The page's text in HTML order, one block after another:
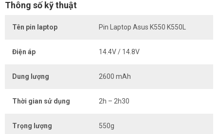
Thông số kỹ thuật
Tên pin laptop Pin Laptop Asus K550 K550L
Điện áp 14.4V / 14.8V
Dung lượng 2600 mAh
Thời gian sử dụng 2h – 2h30
Trọng lượng 550g